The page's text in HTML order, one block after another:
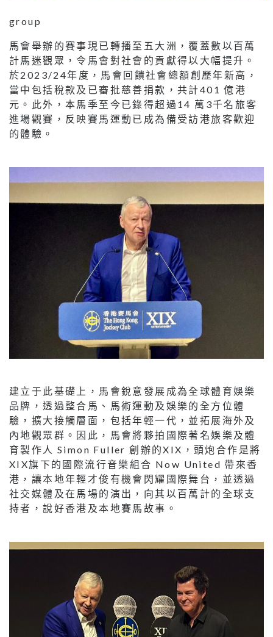
group
馬會舉辦的賽事現已轉播至五大洲，覆蓋數以百萬
計馬迷觀眾，令馬會對社會的貢獻得以大幅提升。
於2023/24年度，馬會回饋社會總額創歷年新高，
當中包括稅款及已審批慈善捐款，共計401 億港
元。此外，本馬季至今已錄得超過14 萬3千名旅客
進場觀賽，反映賽馬運動已成為備受訪港旅客歡迎
的體驗。
建立于此基礎上，馬會銳意發展成為全球體育娛樂
品牌，透過整合馬、馬術運動及娛樂的全方位體
驗，擴大接觸層面，包括年輕一代，並拓展海外及
內地觀眾群。因此，馬會將夥拍國際著名娛樂及體
育製作人 Simon Fuller 創辦的XIX，頭炮合作是將
XIX旗下的國際流行音樂組合 Now United 帶來香
港，讓本地年輕才俊有機會閃耀國際舞台，並透過
社交媒體及在馬場的演出，向其以百萬計的全球支
持者，說好香港及本地賽馬故事。